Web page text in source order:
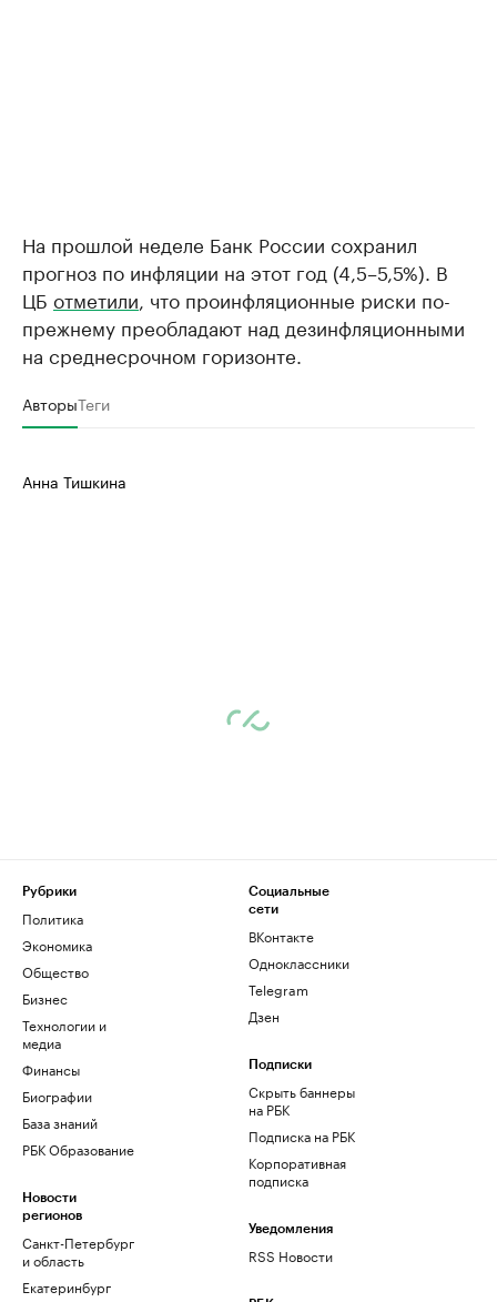
На прошлой неделе Банк России сохранил
прогноз по инфляции на этот год (4,5–5,5%). В
ЦБ отметили, что проинфляционные риски по-
прежнему преобладают над дезинфляционными
на среднесрочном горизонте.
АвторыТеги
Анна Тишкина
Рубрики
Политика
Экономика
Общество
Бизнес
Технологии и
медиа
Финансы
Биографии
База знаний
РБК Образование
Новости
регионов
Санкт-Петербург
и область
Екатеринбург
Социальные
сети
ВКонтакте
Одноклассники
Telegram
Дзен
Подписки
Скрыть баннеры
на РБК
Подписка на РБК
Корпоративная
подписка
Уведомления
RSS Новости